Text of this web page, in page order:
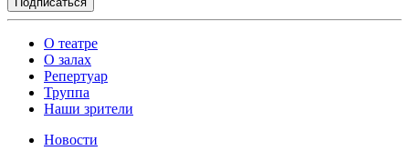
О театре
О залах
Репертуар
Труппа
Наши зрители
Новости